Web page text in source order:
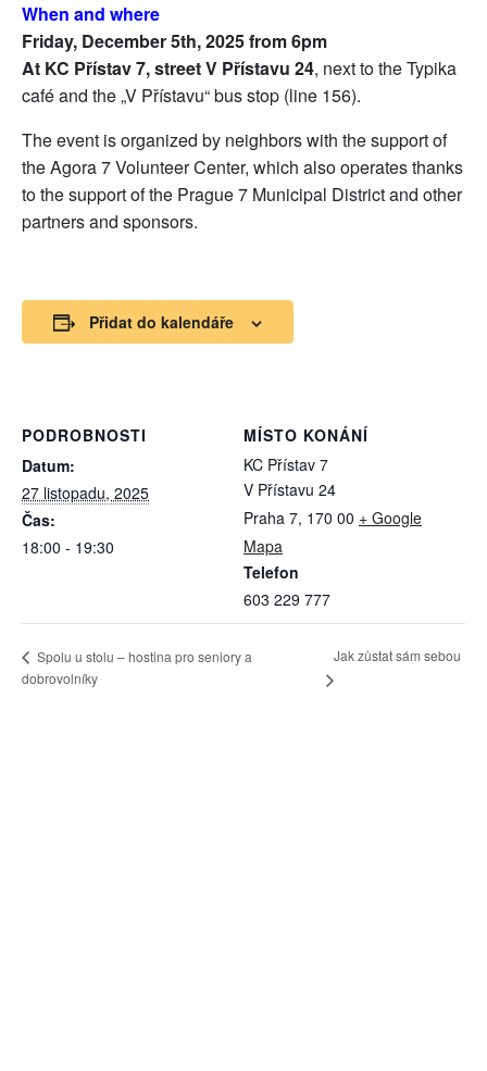
When and where
Friday, December 5th, 2025 from 6pm
At KC Přístav 7, street V Přístavu 24, next to the Typika
café and the „V Přístavu“ bus stop (line 156).
The event is organized by neighbors with the support of
the Agora 7 Volunteer Center, which also operates thanks
to the support of the Prague 7 Municipal District and other
partners and sponsors.
Přidat do kalendáře
PODROBNOSTI
Datum:
27 listopadu, 2025
Čas:
18:00 - 19:30
MÍSTO KONÁNÍ
KC Přístav 7
V Přístavu 24
Praha 7, 170 00 + Google
Mapa
Telefon
603 229 777
Spolu u stolu – hostina pro seniory a
dobrovolníky
Jak zůstat sám sebou